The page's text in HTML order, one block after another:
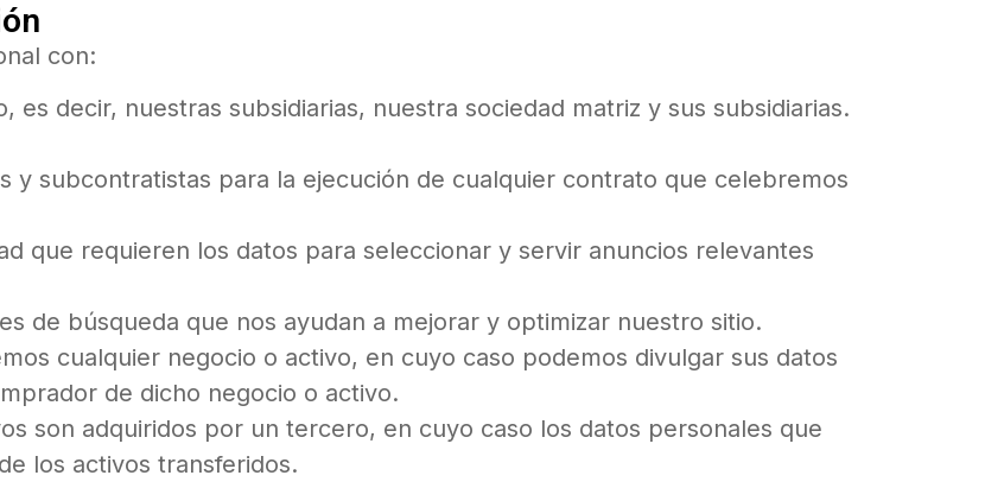
con:
decir, nuestras subsidiarias, nuestra sociedad matriz y sus subsidiarias.
y subcontratistas para la ejecución de cualquier contrato que celebremos
que requieren los datos para seleccionar y servir anuncios relevantes
de búsqueda que nos ayudan a mejorar y optimizar nuestro sitio.
cualquier negocio o activo, en cuyo caso podemos divulgar sus datos
de dicho negocio o activo.
son adquiridos por un tercero, en cuyo caso los datos personales que
los activos transferidos.